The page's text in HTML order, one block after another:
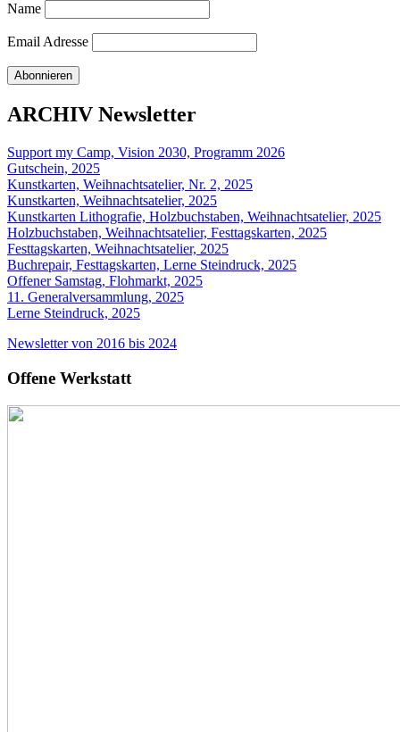
Name
Email Adresse
ARCHIV Newsletter
Support my Camp, Vision 2030, Programm 2026
Gutschein, 2025
Kunstkarten, Weihnachtsatelier, Nr. 2, 2025
Kunstkarten, Weihnachtsatelier, 2025
Kunstkarten Lithografie, Holzbuchstaben, Weihnachtsatelier, 2025
Holzbuchstaben, Weihnachtsatelier, Festtagskarten, 2025
Festtagskarten, Weihnachtsatelier, 2025
Buchrepair, Festtagskarten, Lerne Steindruck, 2025
Offener Samstag, Flohmarkt, 2025
11. Generalversammlung, 2025
Lerne Steindruck, 2025
Newsletter von 2016 bis 2024
Offene Werkstatt